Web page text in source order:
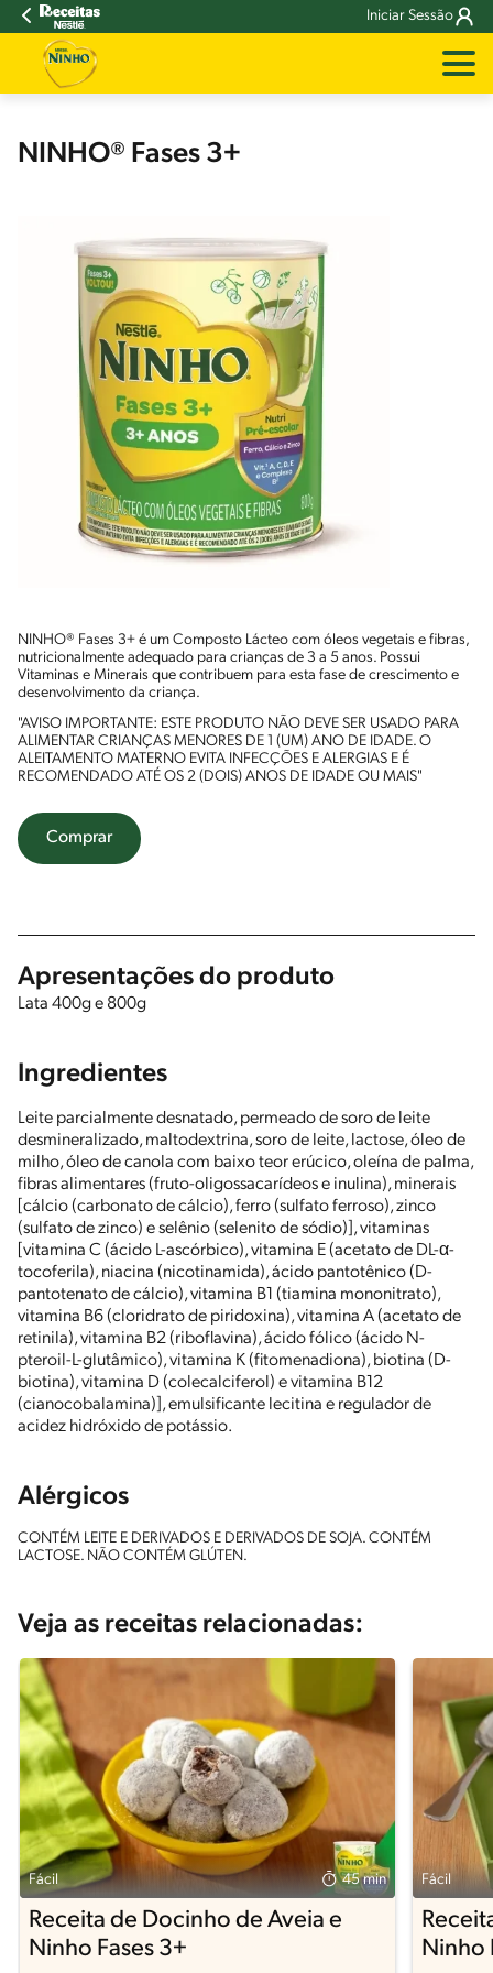
Iniciar Sessão
NINHO® Fases 3+
NINHO® Fases 3+ é um Composto Lácteo com óleos vegetais e fibras,
nutricionalmente adequado para crianças de 3 a 5 anos. Possui
Vitaminas e Minerais que contribuem para esta fase de crescimento e
desenvolvimento da criança.
"AVISO IMPORTANTE: ESTE PRODUTO NÃO DEVE SER USADO PARA
ALIMENTAR CRIANÇAS MENORES DE 1 (UM) ANO DE IDADE. O
ALEITAMENTO MATERNO EVITA INFECÇÕES E ALERGIAS E É
RECOMENDADO ATÉ OS 2 (DOIS) ANOS DE IDADE OU MAIS"
Comprar
Apresentações do produto
Lata 400g e 800g
Ingredientes
Leite parcialmente desnatado, permeado de soro de leite
desmineralizado, maltodextrina, soro de leite, lactose, óleo de
milho, óleo de canola com baixo teor erúcico, oleína de palma,
fibras alimentares (fruto-oligossacarídeos e inulina), minerais
[cálcio (carbonato de cálcio), ferro (sulfato ferroso), zinco
(sulfato de zinco) e selênio (selenito de sódio)], vitaminas
[vitamina C (ácido L-ascórbico), vitamina E (acetato de DL-α-
tocoferila), niacina (nicotinamida), ácido pantotênico (D-
pantotenato de cálcio), vitamina B1 (tiamina mononitrato),
vitamina B6 (cloridrato de piridoxina), vitamina A (acetato de
retinila), vitamina B2 (riboflavina), ácido fólico (ácido N-
pteroil-L-glutâmico), vitamina K (fitomenadiona), biotina (D-
biotina), vitamina D (colecalciferol) e vitamina B12
(cianocobalamina)], emulsificante lecitina e regulador de
acidez hidróxido de potássio.
Alérgicos
CONTÉM LEITE E DERIVADOS E DERIVADOS DE SOJA. CONTÉM
LACTOSE. NÃO CONTÉM GLÚTEN.
Veja as receitas relacionadas:
Fácil 45 min
Receita de Docinho de Aveia e
Ninho Fases 3+
Fácil
Ninho